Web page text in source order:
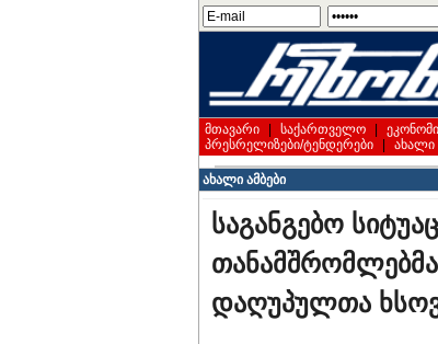
მთავარი საქართველო
პრესრელიზები/ტენდერები
ახალი
ახალი ამბები
საგანგებო
დაღუპულთა